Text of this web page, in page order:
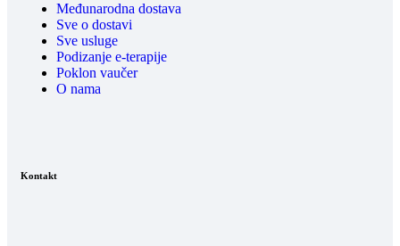
Međunarodna dostava
Sve o dostavi
Sve usluge
Podizanje e-terapije
Poklon vaučer
O nama
Kontakt